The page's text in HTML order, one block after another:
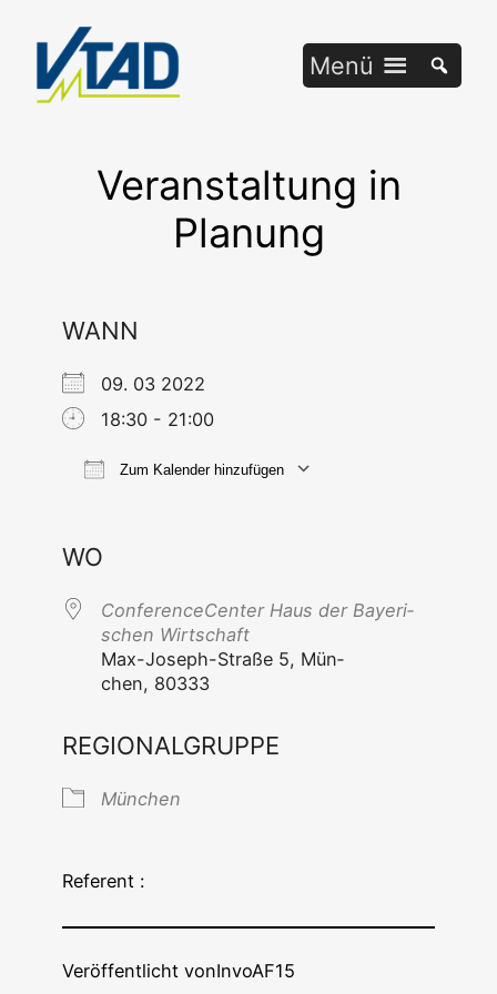
springen
Menü
Veranstaltung in
Planung
WANN
09. 03 2022
18:30 - 21:00
Zum Kalender hinzufügen
WO
Con­fe­rence­Cen­ter Haus der Baye­ri­
schen Wirtschaft
Max-Joseph-Stra­ße 5, Mün­
chen, 80333
REGIONALGRUPPE
Mün­chen
Referent :
Veröffentlicht vonInvoAF15